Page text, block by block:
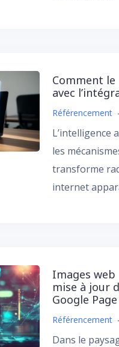
Comment
avec
Référencement
les
transforme
internet
Images
mise à jour
Google
Référencement
Dans le